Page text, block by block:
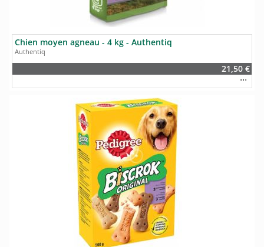
Chien moyen agneau - 4 kg - Authentiq
Authentiq
21,50 €